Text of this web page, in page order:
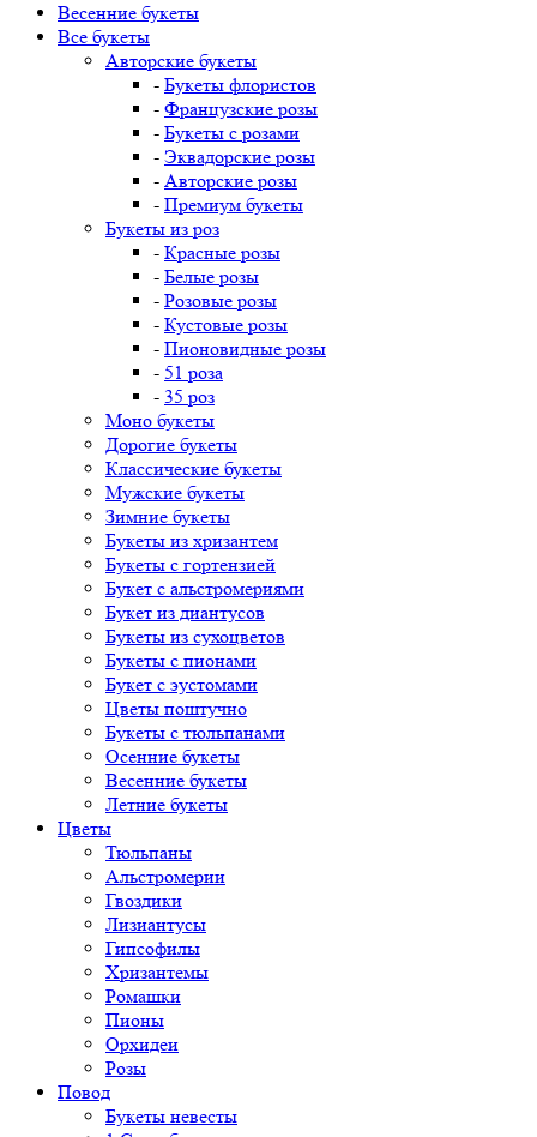
Весенние букеты
Все букеты
Авторские букеты
- Букеты флористов
- Французские розы
- Букеты с розами
- Эквадорские розы
- Авторские розы
- Премиум букеты
Букеты из роз
- Красные розы
- Белые розы
- Розовые розы
- Кустовые розы
- Пионовидные розы
- 51 роза
- 35 роз
Моно букеты
Дорогие букеты
Классические букеты
Мужские букеты
Зимние букеты
Букеты из хризантем
Букеты с гортензией
Букет с альстромериями
Букет из диантусов
Букеты из сухоцветов
Букеты с пионами
Букет с эустомами
Цветы поштучно
Букеты с тюльпанами
Осенние букеты
Весенние букеты
Летние букеты
Цветы
Тюльпаны
Альстромерии
Гвоздики
Лизиантусы
Гипсофилы
Хризантемы
Ромашки
Пионы
Орхидеи
Розы
Повод
Букеты невесты